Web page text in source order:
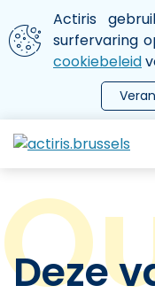
Aller au contenu
We gebruiken
Actiris
surfervaring
cookiebeleid
le menu
Deze